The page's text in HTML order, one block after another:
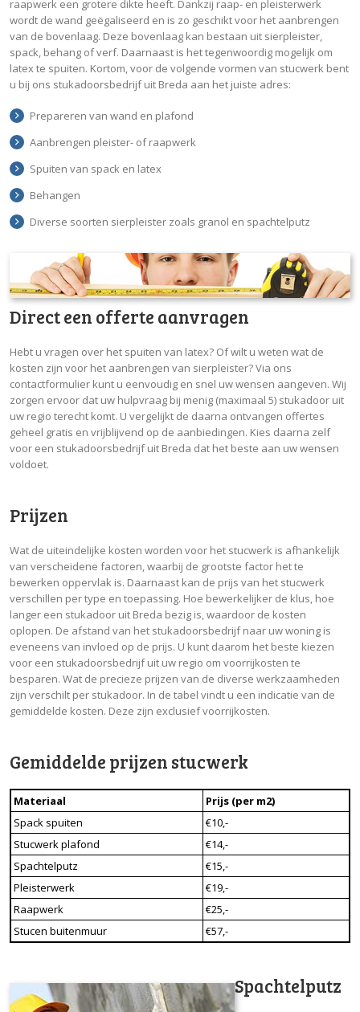
raapwerk een grotere dikte heeft. Dankzij raap- en pleisterwerk
wordt de wand geëgaliseerd en is zo geschikt voor het aanbrengen
van de bovenlaag. Deze bovenlaag kan bestaan uit sierpleister,
spack, behang of verf. Daarnaast is het tegenwoordig mogelijk om
latex te spuiten. Kortom, voor de volgende vormen van stucwerk bent
u bij ons stukadoorsbedrijf uit Breda aan het juiste adres:
Prepareren van wand en plafond
Aanbrengen pleister- of raapwerk
Spuiten van spack en latex
Behangen
Diverse soorten sierpleister zoals granol en spachtelputz
Direct een offerte aanvragen
Hebt u vragen over het spuiten van latex? Of wilt u weten wat de
kosten zijn voor het aanbrengen van sierpleister? Via ons
contactformulier kunt u eenvoudig en snel uw wensen aangeven. Wij
zorgen ervoor dat uw hulpvraag bij menig (maximaal 5) stukadoor uit
uw regio terecht komt. U vergelijkt de daarna ontvangen offertes
geheel gratis en vrijblijvend op de aanbiedingen. Kies daarna zelf
voor een stukadoorsbedrijf uit Breda dat het beste aan uw wensen
voldoet.
Prijzen
Wat de uiteindelijke kosten worden voor het stucwerk is afhankelijk
van verscheidene factoren, waarbij de grootste factor het te
bewerken oppervlak is. Daarnaast kan de prijs van het stucwerk
verschillen per type en toepassing. Hoe bewerkelijker de klus, hoe
langer een stukadoor uit Breda bezig is, waardoor de kosten
oplopen. De afstand van het stukadoorsbedrijf naar uw woning is
eveneens van invloed op de prijs. U kunt daarom het beste kiezen
voor een stukadoorsbedrijf uit uw regio om voorrijkosten te
besparen. Wat de precieze prijzen van de diverse werkzaamheden
zijn verschilt per stukadoor. In de tabel vindt u een indicatie van de
gemiddelde kosten. Deze zijn exclusief voorrijkosten.
Gemiddelde prijzen stucwerk
Materiaal
Prijs (per m2)
Spack spuiten
€10,-
Stucwerk plafond
€14,-
Spachtelputz
€15,-
Pleisterwerk
€19,-
Raapwerk
€25,-
Stucen buitenmuur
€57,-
Spachtelputz